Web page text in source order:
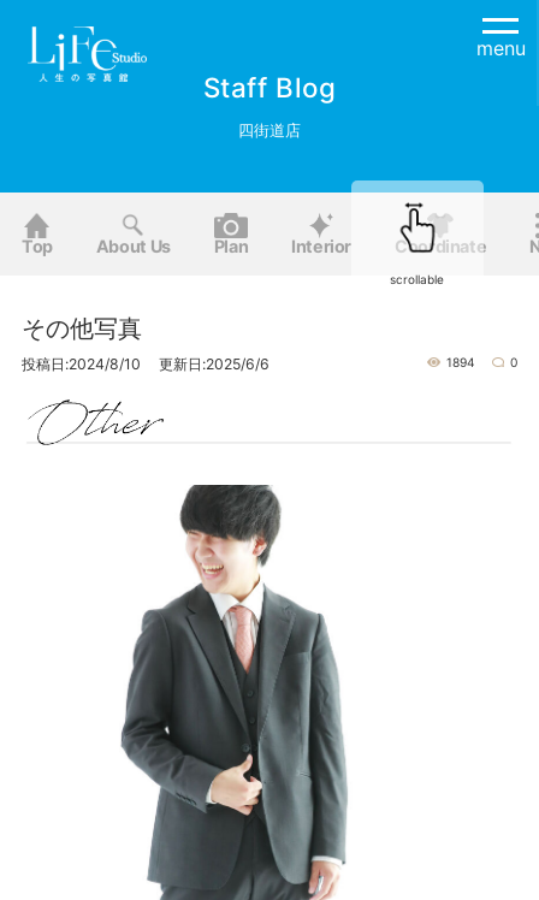
menu
Staff Blog
四街道店
Top About Us Plan Interior Coordinate
scrollable
その他写真
投稿日:2024/8/10 更新日:2025/6/6 1894 0